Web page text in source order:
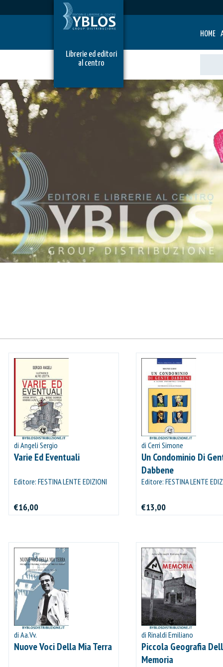
HOME
Librerie ed editori
al centro
di Angeli Sergio
Varie Ed Eventuali
Editore: FESTINA LENTE EDIZIONI
€16,00
di Cerri Simone
Un Condominio Di
Dabbene
Editore: FESTINA LENTE
€13,00
di Aa.Vv.
Nuove Voci Della Mia Terra
di Rinaldi Emiliano
Piccola Geografia
Memoria